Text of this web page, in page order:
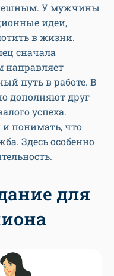
У мужчины
идеи,
в жизни.
сначала
направляет
путь в работе. В
дополняют друг
успеха.
понимать, что
Здесь особенно
для